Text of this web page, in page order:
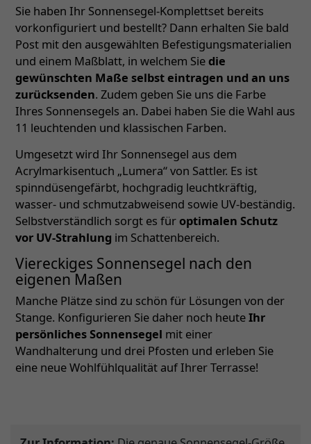
Sie haben Ihr Sonnensegel-Komplettset bereits
vorkonfiguriert und bestellt? Dann erhalten Sie bald
Post mit den ausgewählten Befestigungsmaterialien
und einem Maßblatt, in welchem Siedie
gewünschten Maße selbst eintragen und an uns
zurücksenden. Zudem geben Sie uns die Farbe
Ihres Sonnensegels an. Dabei haben Sie die Wahl aus
11 leuchtenden und klassischen Farben.
Umgesetzt wird Ihr Sonnensegel aus dem
Acrylmarkisentuch „Lumera“ von Sattler. Es ist
spinndüsengefärbt, hochgradig leuchtkräftig,
wasser- und schmutzabweisend sowie UV-beständig.
Selbstverständlich sorgt es füroptimalen Schutz
vor UV-Strahlung im Schattenbereich.
Viereckiges Sonnensegel nach den
eigenen Maßen
Manche Plätze sind zu schön für Lösungen von der
Stange. Konfigurieren Sie daher noch heuteIhr
persönliches Sonnensegel mit einer
Wandhalterung und drei Pfosten und erleben Sie
eine neue Wohlfühlqualität auf Ihrer Terrasse!